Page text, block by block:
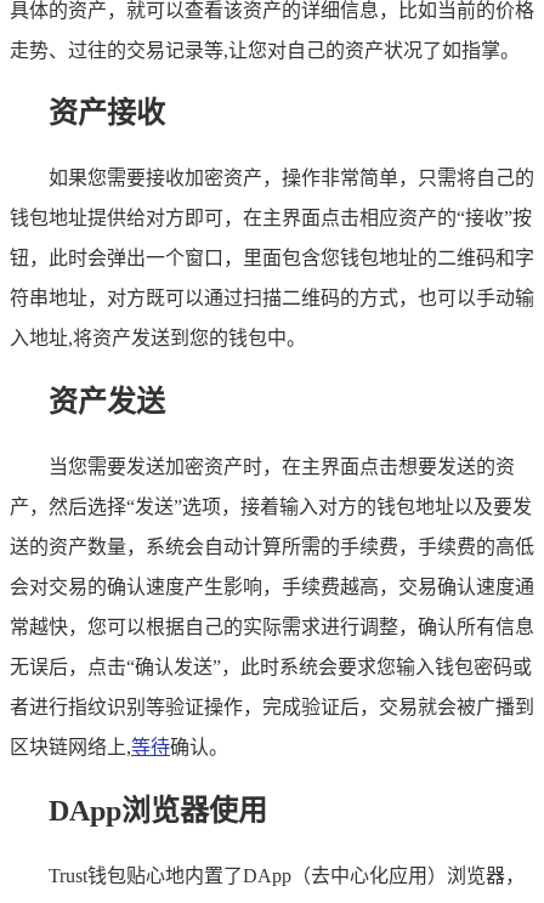
具体的资产，就可以查看该资产的详细信息，比如当前的价格
走势、过往的交易记录等,让您对自己的资产状况了如指掌。
资产接收
如果您需要接收加密资产，操作非常简单，只需将自己的
钱包地址提供给对方即可，在主界面点击相应资产的“接收”按
钮，此时会弹出一个窗口，里面包含您钱包地址的二维码和字
符串地址，对方既可以通过扫描二维码的方式，也可以手动输
入地址,将资产发送到您的钱包中。
资产发送
当您需要发送加密资产时，在主界面点击想要发送的资
产，然后选择“发送”选项，接着输入对方的钱包地址以及要发
送的资产数量，系统会自动计算所需的手续费，手续费的高低
会对交易的确认速度产生影响，手续费越高，交易确认速度通
常越快，您可以根据自己的实际需求进行调整，确认所有信息
无误后，点击“确认发送”，此时系统会要求您输入钱包密码或
者进行指纹识别等验证操作，完成验证后，交易就会被广播到
区块链网络上,等待确认。
DApp浏览器使用
Trust钱包贴心地内置了DApp（去中心化应用）浏览器，